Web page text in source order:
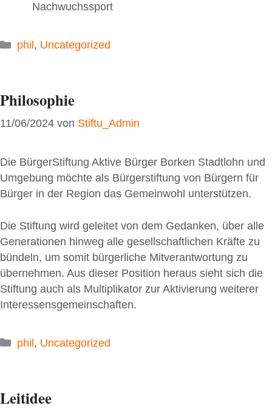
Nachwuchssport
Kategorien
phil , Uncategorized
Philosophie
11/06/2024 von Stiftu_Admin
Die BürgerStiftung Aktive Bürger Borken Stadtlohn und
Umgebung möchte als Bürgerstiftung von Bürgern für
Bürger in der Region das Gemeinwohl unterstützen.
Die Stiftung wird geleitet von dem Gedanken, über alle
Generationen hinweg alle gesellschaftlichen Kräfte zu
bündeln, um somit bürgerliche Mitverantwortung zu
übernehmen. Aus dieser Position heraus sieht sich die
Stiftung auch als Multiplikator zur Aktivierung weiterer
Interessensgemeinschaften.
Kategorien
phil, Uncategorized
Leitidee